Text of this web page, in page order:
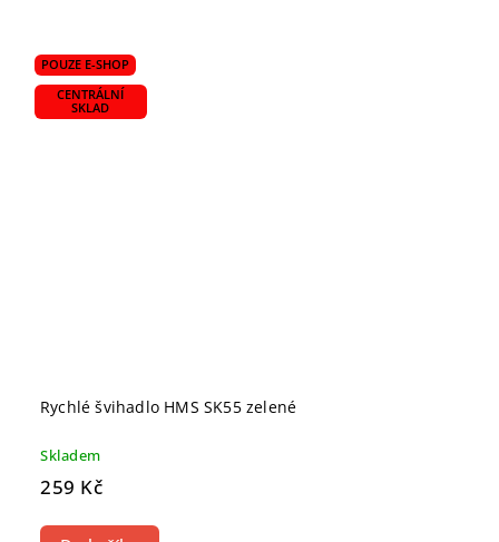
POUZE E-SHOP
CENTRÁLNÍ
SKLAD
Rychlé švihadlo HMS SK55 zelené
Skladem
259 Kč